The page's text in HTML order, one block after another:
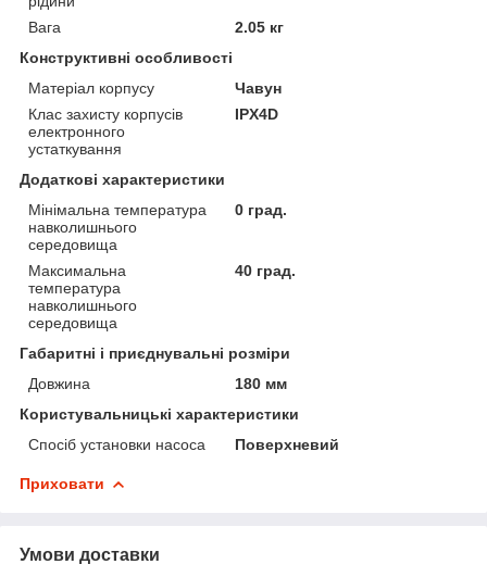
Вага
2.05 кг
Конструктивні особливості
Матеріал корпусу
Чавун
Клас захисту корпусів
електронного
устаткування
IPX4D
Додаткові характеристики
Мінімальна температура
навколишнього
середовища
0 град.
Максимальна
температура
навколишнього
середовища
40 град.
Габаритні і приєднувальні розміри
Довжина
180 мм
Користувальницькі характеристики
Спосіб установки насоса
Поверхневий
Приховати
Умови доставки